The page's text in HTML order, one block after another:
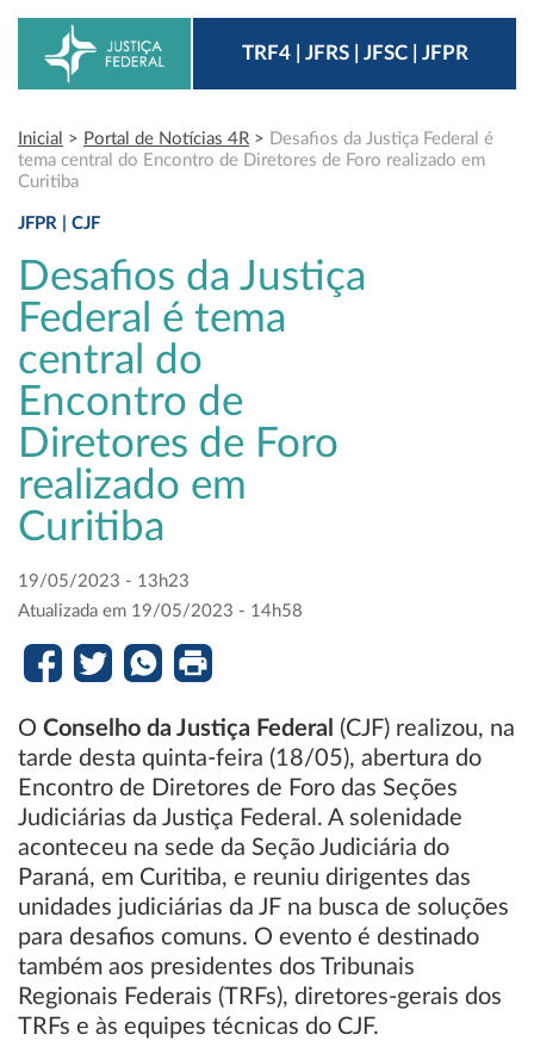
TRF4 | JFRS | JFSC | JFPR
Inicial > Portal de Notícias 4R > Desafios da Justiça Federal é
tema central do Encontro de Diretores de Foro realizado em
Curitiba
JFPR | CJF
Desafios da Justiça
Federal é tema
central do
Encontro de
Diretores de Foro
realizado em
Curitiba
19/05/2023 - 13h23
Atualizada em 19/05/2023 - 14h58
O Conselho da Justiça Federal (CJF) realizou, na
tarde desta quinta-feira (18/05), abertura do
Encontro de Diretores de Foro das Seções
Judiciárias da Justiça Federal. A solenidade
aconteceu na sede da Seção Judiciária do
Paraná, em Curitiba, e reuniu dirigentes das
unidades judiciárias da JF na busca de soluções
para desafios comuns. O evento é destinado
também aos presidentes dos Tribunais
Regionais Federais (TRFs), diretores-gerais dos
TRFs e às equipes técnicas do CJF.